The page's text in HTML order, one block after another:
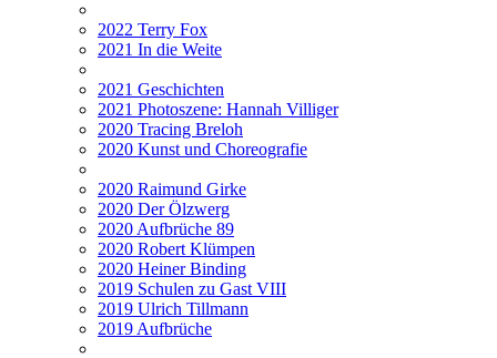
2022 Terry Fox
2021 In die Weite
2021 Geschichten
2021 Photoszene: Hannah Villiger
2020 Tracing Breloh
2020 Kunst und Choreografie
2020 Raimund Girke
2020 Der Ölzwerg
2020 Aufbrüche 89
2020 Robert Klümpen
2020 Heiner Binding
2019 Schulen zu Gast VIII
2019 Ulrich Tillmann
2019 Aufbrüche